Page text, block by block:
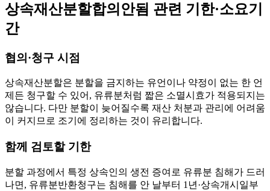
상속재산분할합의안됨 관련 기한·소요기
간
협의·청구 시점
상속재산분할은 분할을 금지하는 유언이나 약정이 없는 한 언
제든 청구할 수 있어, 유류분처럼 짧은 소멸시효가 적용되지는
않습니다. 다만 분할이 늦어질수록 재산 처분과 관리에 어려움
이 커지므로 조기에 정리하는 것이 유리합니다.
함께 검토할 기한
분할 과정에서 특정 상속인의 생전 증여로 유류분 침해가 드러
나면, 유류분반환청구는 침해를 안 날부터 1년·상속개시일부